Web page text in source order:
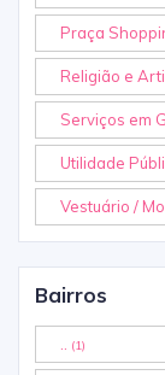
Praça
Religião e
Serviços em
Utilidade
Vestuário /
Bairros
(1)